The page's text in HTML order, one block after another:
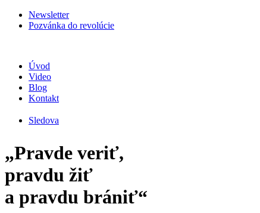
Newsletter
Pozvánka do revolúcie
Úvod
Video
Blog
Kontakt
Sledova
„Pravde veriť,
pravdu žiť
a pravdu brániť“